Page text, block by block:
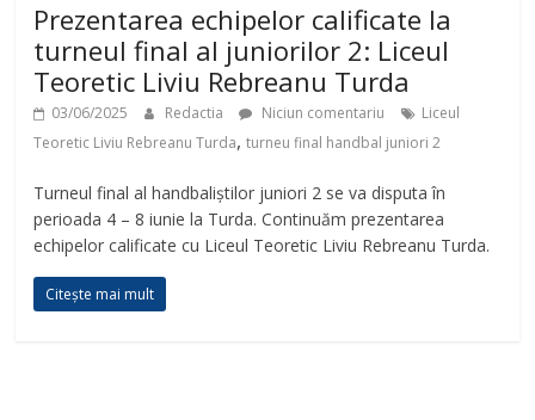
Prezentarea echipelor calificate la
turneul final al juniorilor 2: Liceul
Teoretic Liviu Rebreanu Turda
03/06/2025 Redactia Niciun comentariu
Liceul
Teoretic Liviu Rebreanu Turda,turneu final handbal juniori 2
Turneul final al handbaliștilor juniori 2 se va disputa în
perioada 4 – 8 iunie la Turda. Continuăm prezentarea
echipelor calificate cu Liceul Teoretic Liviu Rebreanu Turda.
Citește mai mult